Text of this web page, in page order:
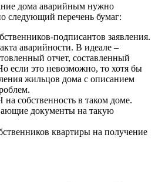
дома аварийным нужно
следующий перечень бумаг:
подписантов заявления.
аварийности. В идеале –
отчет, составленный
если это невозможно, то хотя бы
жильцов дома с описанием
собственность в таком доме.
документы на такую
квартиры на получение